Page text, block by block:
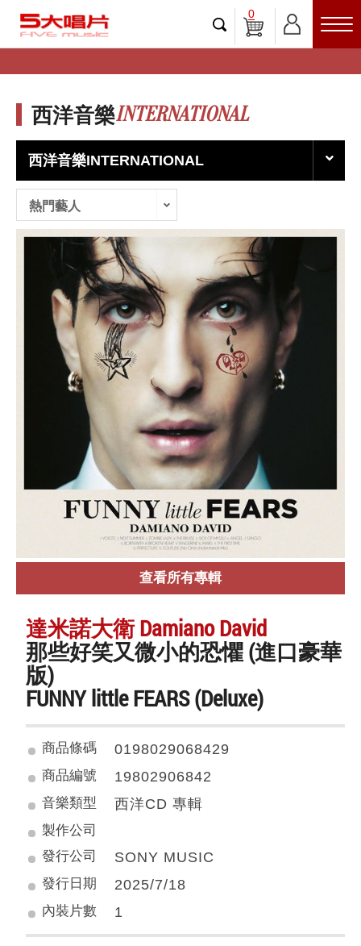
0
西洋音樂INTERNATIONAL
西洋音樂INTERNATIONAL
熱門藝人
查看所有專輯
達米諾大衛 Damiano David
那些好笑又微小的恐懼 (進口豪華
版)
FUNNY little FEARS (Deluxe)
商品條碼 0198029068429
商品編號 19802906842
音樂類型 西洋CD 專輯
製作公司
發行公司
SONY MUSIC
發行日期 2025/7/18
內裝片數 1